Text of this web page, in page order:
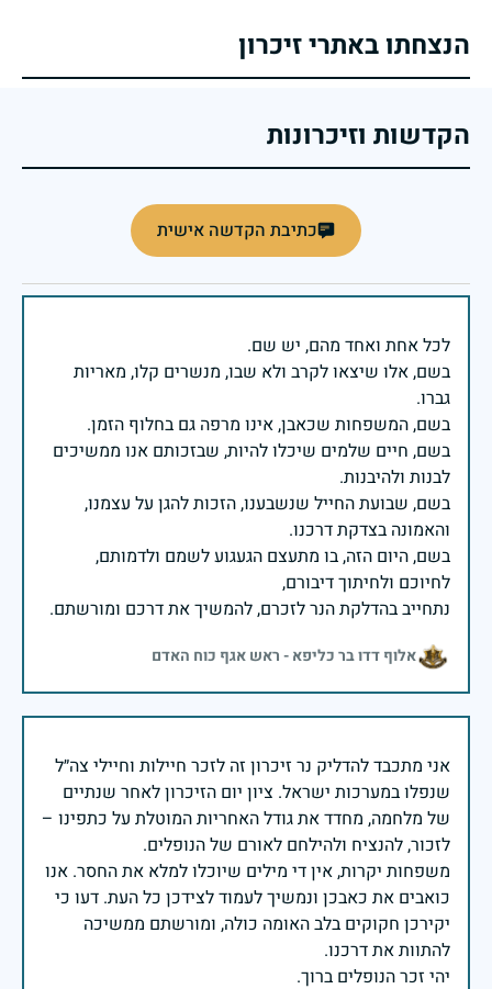
הנצחתו באתרי זיכרון
הקדשות וזיכרונות
כתיבת הקדשה אישית
בשם, אלו שיצאו לקרב ולא שבו, מנשרים קלו, מאריות
בשם, חיים שלמים שיכלו להיות, שבזכותם אנו ממשיכים
בשם, שבועת החייל שנשבענו, הזכות להגן על עצמנו,
בשם, היום הזה, בו מתעצם הגעגוע לשמם ולדמותם,
נתחייב בהדלקת הנר לזכרם, להמשיך את דרכם ומורשתם.
אלוף דדו בר כליפא - ראש אגף כוח האדם
אני מתכבד להדליק נר זיכרון זה לזכר חיילות וחיילי צה״ל
שנפלו במערכות ישראל. ציון יום הזיכרון לאחר שנתיים
של מלחמה, מחדד את גודל האחריות המוטלת על כתפינו –
משפחות יקרות, אין די מילים שיוכלו למלא את החסר. אנו
כואבים את כאבכן ונמשיך לעמוד לצידכן כל העת. דעו כי
יקירכן חקוקים בלב האומה כולה, ומורשתם ממשיכה
יהי זכר הנופלים ברוך.